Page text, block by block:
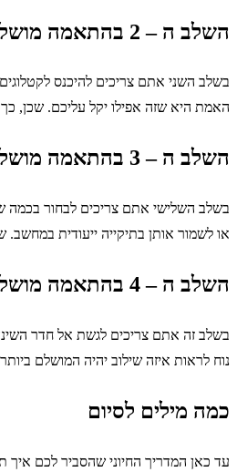
השלב ה – 2 בהתאמה מושלמת של שידת הלילה למיטה: הסתכלות על קטלוגים של שידות
בשלב השני אתם צריכים להיכנס לקטלוגים
האמת היא שזה אפילו יקל עליכם. שכן, כך
השלב ה – 3 בהתאמה מושלמת של שידת הלילה למיטה: סימון של 3 – 4 שידות מתאימות
בשלב השלישי אתם צריכים לבחור בכמה
או לשמור אותן בתיקייה ייעודית
השלב ה – 4 בהתאמה מושלמת של שידת הלילה למיטה: בחירה של השידה המתאימה ביותר
בשלב זה אתם צריכים לגשת אל חדר
נוח לראות איזה שילוב יהיה המושלם
כמה מילים לסיום
עד כאן המדריך החיוני שהסביר לכם